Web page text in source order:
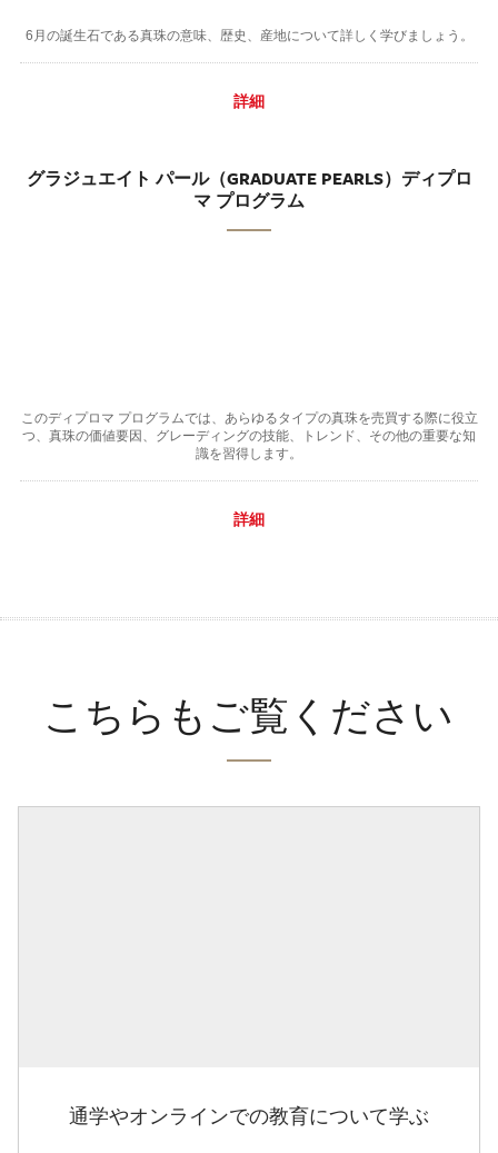
6月の誕生石である真珠の意味、歴史、産地について詳しく学びましょう。
詳細
グラジュエイト パール（GRADUATE PEARLS）ディプロ
マ プログラム
このディプロマ プログラムでは、あらゆるタイプの真珠を売買する際に役立
つ、真珠の価値要因、グレーディングの技能、トレンド、その他の重要な知
識を習得します。
詳細
こちらもご覧ください
通学やオンラインでの教育について学ぶ